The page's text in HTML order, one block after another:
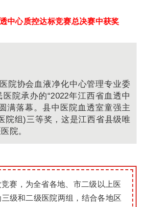
中心质控达标竞赛总决赛中获奖
院协会血液净化中心管理专业委
医院承办的“2022年江西省血透中
满落幕。县中医院血透室童强主
院组)三等奖，这是江西省县级唯
院。
赛，为全省各地、市二级以上医
级和二级医院两组，结合各地区